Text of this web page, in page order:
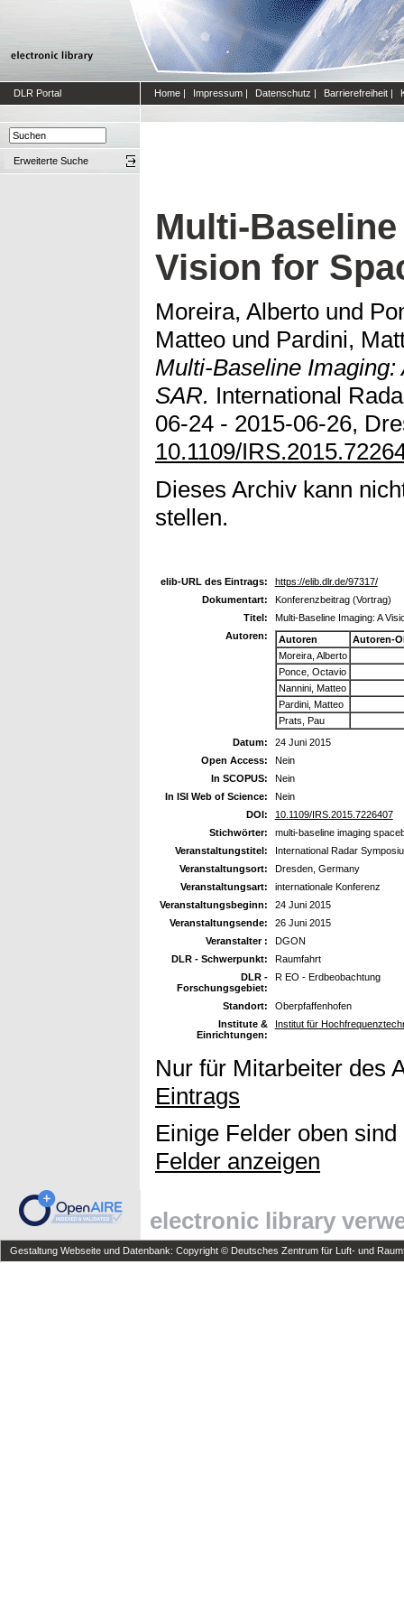
DLR Portal Home | Impressum | Datenschutz | Barrierefreiheit |
Erweiterte Suche
Multi-
Vision for
Moreira, Alberto und
Matteo und Pardini,
Multi-Baseline
SAR. International
06-24 - 2015-06-26,
10.1109/
Dieses Archiv kann
stellen.
elib-URL des Eintrags:
https://elib.dlr.de/97317/
Dokumentart:
Konferenzbeitrag (Vortrag)
Titel:
Multi-Baseline Imaging: A
Autoren:
Autoren
Autoren-
Moreira, Alberto
Ponce, Octavio
Nannini, Matteo
Pardini, Matteo
Prats, Pau
Datum:
24 Juni 2015
Open Access:
Nein
In SCOPUS:
Nein
In ISI Web of Science:
Nein
DOI:
10.1109/IRS.2015.7226407
Stichwörter:
multi-baseline imaging
Veranstaltungstitel:
International Radar
Veranstaltungsort:
Dresden, Germany
Veranstaltungsart:
internationale Konferenz
Veranstaltungsbeginn:
24 Juni 2015
Veranstaltungsende:
26 Juni 2015
Veranstalter :
DGON
DLR - Schwerpunkt:
Raumfahrt
DLR -
Forschungsgebiet:
R EO - Erdbeobachtung
Standort:
Oberpfaffenhofen
Institute &
Einrichtungen:
Institut für
Nur für Mitarbeiter des
Eintrags
Einige Felder oben
Felder anzeigen
electronic library
Gestaltung Webseite und Datenbank: Copyright © Deutsches Zentrum für Luft- und